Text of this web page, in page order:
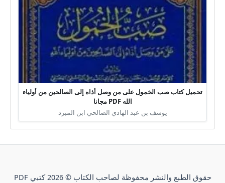
تحميل كتاب صب الخمول على من وصل أذاه إلى الصالحين من أولياء
الله PDF مجانا
يوسف بن عبد الهادي الصالحي ابن المبرد
حقوق الطبع والنشر محفوظة لصاحب الكتاب © 2026 كتبي PDF